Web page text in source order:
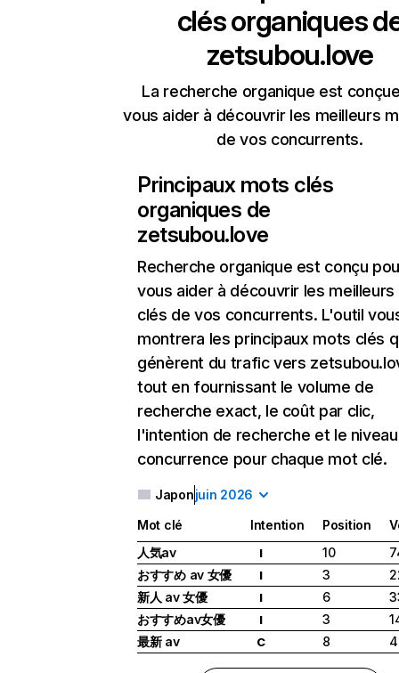
clés organiques
zetsubou.love
La recherche organique est
vous aider à découvrir les meilleurs
de vos concurrents.
Principaux mots clés
organiques de
zetsubou.love
Recherche organique est conçu
vous aider à découvrir les
clés de vos concurrents. L'outil
montrera les principaux mots clés
génèrent du trafic vers
tout en fournissant le volume de
recherche exact, le coût par clic,
l'intention de recherche et le
concurrence pour chaque mot clé.
Japonjuin 2026
Mot clé Intention Position
人気av
I 10
おすすめ av 女優
I 3
新人 av 女優
I 6
おすすめav女優
I 3
最新 av
C 8